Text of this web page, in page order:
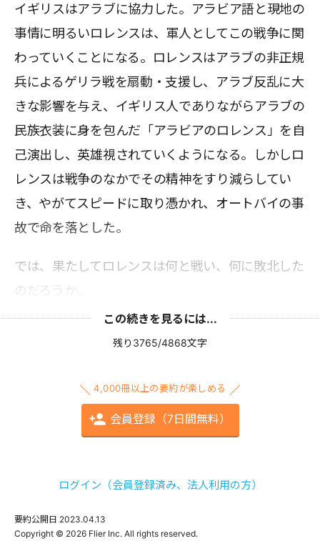
イギリスはアラブに協力した。アラビア語と現地の
事情に明るいロレンスは、軍人としてこの戦争に関
わっていくことになる。ロレンスはアラブの非正規
兵によるゲリラ戦を扇動・支援し、アラブ反乱に大
きな影響を与え、イギリス人でありながらアラブの
民族衣装に身を包んだ「アラビアのロレンス」を自
己演出し、英雄視されていくようになる。しかしロ
レンスは戦争のなかでその精神をすり減らしてい
き、やがてスピードに取り憑かれ、オートバイの事
故で命を落とした。
では、果たしてロレンスは何と戦い、何に敗北した
のだろうか。
この続きを見るには...
残り3765/4868文字
4,000冊以上の要約が楽しめる
会員登録（7日間無料）
ログイン（会員登録済み、法人利用の方）
要約公開日 2023.04.13
Copyright © 2026 Flier Inc. All rights reserved.